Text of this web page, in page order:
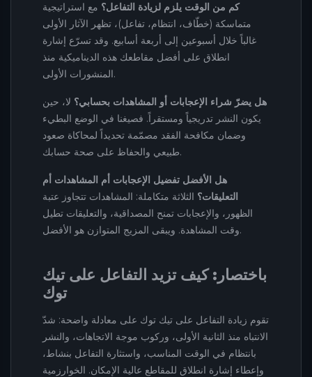
كم من الوقت يلزم لزيادة التفاعل؟ مع استراتيجية
متماسكة (خطّاف، انتظام، تفاعل)، تظهر الآثار الأولى
غالباً خلال أسبوعين إلى أربعة أسابيع. وقد تسرّع إشارة
انطلاق على أفضل مقاطعك هذه الديناميكية منذ
المنشورات الأولى.
هل يضرّ شراء الإعجابات أو المشاهدات بحسابي؟ لا، حين
يكون النشر تدريجياً ومستقراً. فصيغنا في الوضع البطيء
وضمان مكافحة الفقد مصمّمة تحديداً لمحاكاة صعود
طبيعي والحفاظ على صحة حسابك.
هل الأفضل تفضيل الإعجابات أم المشاهدات أم
التعليقات؟ الثلاثة متكاملة: المشاهدات تتجاوز عتبة
الظهور، والإعجابات تمنح المصداقية، والتعليقات تطيل
وقت المشاهدة. ويبقى المزيج المتوازن هو الأفضل.
باختصار: كيف تزيد التفاعل على تيك
توك
تقوم زيادة التفاعل على تيك توك على معادلة واضحة: شدّ
الانتباه منذ الثانية الأولى، وركوب موجة الاتجاهات، والنشر
بانتظام في الوقت المناسب، واستثارة التفاعل بنشاط،
وإعطاء إشارة انطلاق للمقاطع عالية الإمكان. الخوارزمية